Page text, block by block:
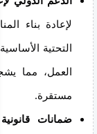
لإعادة بناء
التحتية
العمل، مما
مستقرة.
ضمانات قانونية